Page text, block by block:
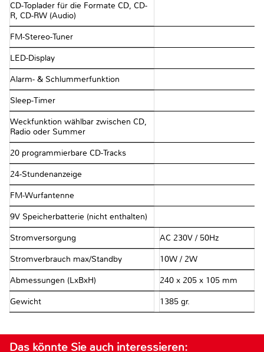
CD-Toplader für die Formate CD, CD-
R, CD-RW (Audio)
FM-Stereo-Tuner
LED-Display
Alarm- & Schlummerfunktion
Sleep-Timer
Weckfunktion wählbar zwischen CD,
Radio oder Summer
20 programmierbare CD-Tracks
24-Stundenanzeige
FM-Wurfantenne
9V Speicherbatterie (nicht enthalten)
Stromversorgung AC 230V / 50Hz
Stromverbrauch max/Standby 10W / 2W
Abmessungen (LxBxH) 240 x 205 x 105 mm
Gewicht 1385 gr.
Das könnte Sie auch interessieren: